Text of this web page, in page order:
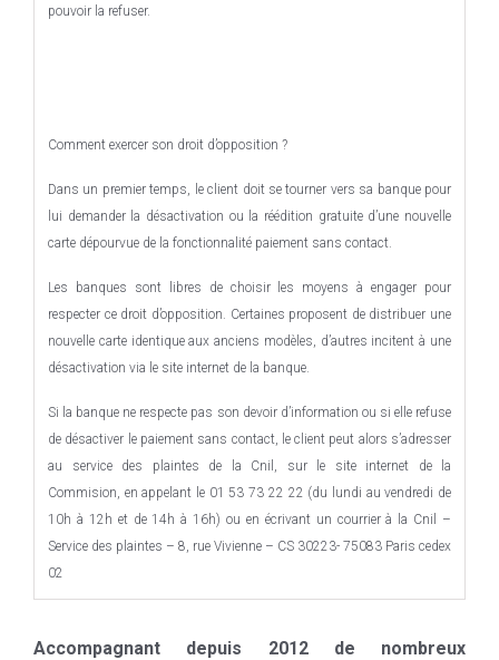
pouvoir la refuser.
Comment exercer son droit d’opposition ?
Dans un premier temps, le client doit se tourner vers sa banque pour
lui demander la désactivation ou la réédition gratuite d’une nouvelle
carte dépourvue de la fonctionnalité paiement sans contact.
Les banques sont libres de choisir les moyens à engager pour
respecter ce droit d’opposition. Certaines proposent de distribuer une
nouvelle carte identique aux anciens modèles, d’autres incitent à une
désactivation via le site internet de la banque.
Si la banque ne respecte pas son devoir d’information ou si elle refuse
de désactiver le paiement sans contact, le client peut alors s’adresser
au service des plaintes de la Cnil, sur le site internet de la
Commision, en appelant le 01 53 73 22 22 (du lundi au vendredi de
10h à 12h et de 14h à 16h) ou en écrivant un courrier à la Cnil –
Service des plaintes – 8, rue Vivienne – CS 30223- 75083 Paris cedex
02
Accompagnant depuis 2012 de nombreux